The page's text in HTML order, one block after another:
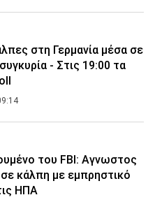
στη Γερμανία μέσα σε
- Στις 19:00 τα
του FBI: Αγνωστος
κάλπη με εμπρηστικό
ΗΠΑ